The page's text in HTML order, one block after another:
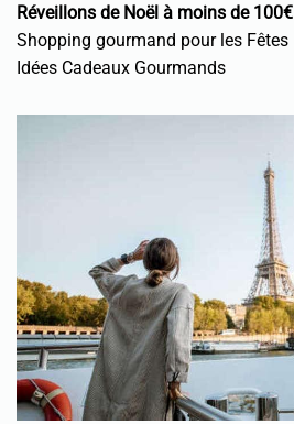
Réveillons de Noël à moins de 100€
Shopping gourmand pour les Fêtes
Idées Cadeaux Gourmands